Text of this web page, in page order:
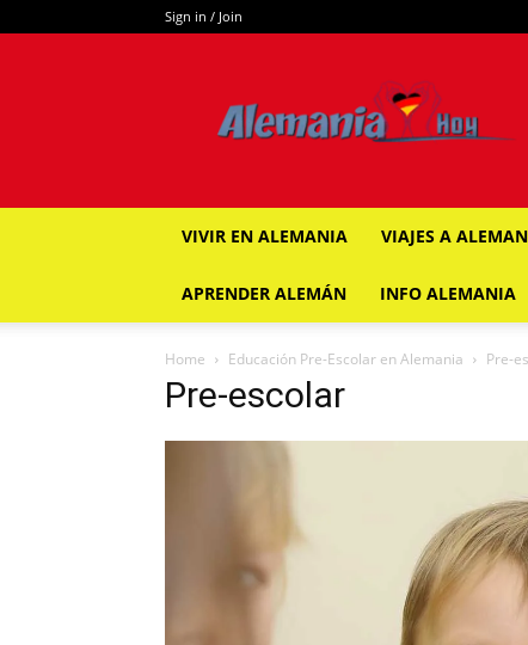
Sign in / Join
ALEMANIA
HOY
VIVIR EN ALEMANIA VIAJES A
APRENDER ALEMÁN INFO ALEMANIA
Home Educación Pre-Escolar en Alemania Pre-
Pre-escolar